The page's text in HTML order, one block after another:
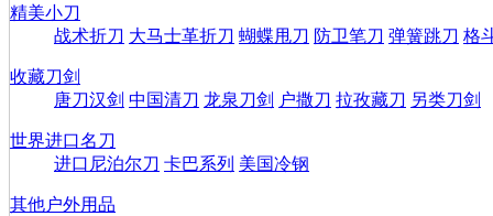
精美小刀
战术折刀 大马士革折刀 蝴蝶甩刀 防卫笔刀 弹簧跳刀 格
收藏刀剑
唐刀汉剑 中国清刀 龙泉刀剑 户撒刀 拉孜藏刀 另类刀剑
世界进口名刀
进口尼泊尔刀 卡巴系列 美国冷钢
其他户外用品